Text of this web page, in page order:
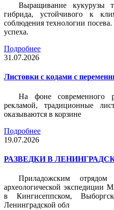
Выращивание кукурузы
гибрида, устойчивого к
соблюдения технологии
успеха.
Подробнее
31.07.2026
Листовки c кодами с
На фоне современного
рекламой, традиционные
оказываются в корзине
Подробнее
19.07.2026
РАЗВЕДКИ В
Приладожским отрядом
археологической
в Кингисеппском,
Ленинградской обл